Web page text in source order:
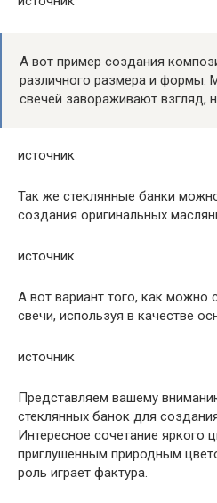
А вот пример создания
различного размера и формы.
свечей завораживают взгляд,
источник
Так же стеклянные банки
создания оригинальных
источник
А вот вариант того, как можно
свечи, используя в качестве
источник
Представляем вашему
стеклянных банок для
Интересное сочетание яркого
приглушенным природным
роль играет фактура.